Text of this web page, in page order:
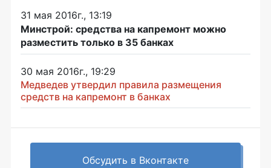
31 мая 2016г., 13:19
Минстрой: средства на капремонт можно
разместить только в 35 банках
30 мая 2016г., 19:29
Медведев утвердил правила размещения
средств на капремонт в банках
Обсудить в Вконтакте